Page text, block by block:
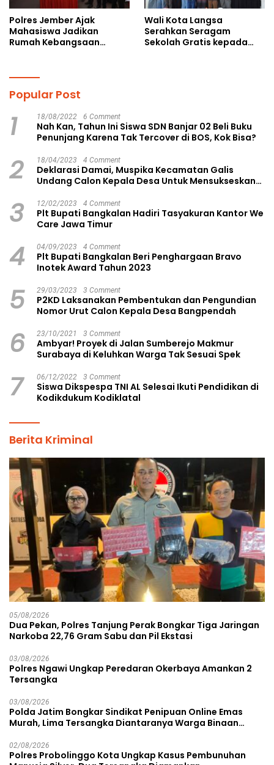
Polres Jember Ajak
Mahasiswa Jadikan
Rumah Kebangsaan
Wali Kota Langsa
Serahkan Seragam
Sekolah Gratis kepada
Popular Post
1 18/08/2022 6 Comment
Nah Kan, Tahun Ini Siswa SDN Banjar 02 Beli Buku
Penunjang Karena Tak Tercover di BOS, Kok Bisa?
2 18/04/2023 4 Comment
Deklarasi Damai, Muspika Kecamatan Galis
Undang Calon Kepala Desa Untuk Mensukseskan
3 12/02/2023 4 Comment
Plt Bupati Bangkalan Hadiri Tasyakuran Kantor We
Care Jawa Timur
4 04/09/2023 4 Comment
Plt Bupati Bangkalan Beri Penghargaan Bravo
Inotek Award Tahun 2023
5 29/03/2023 3 Comment
P2KD Laksanakan Pembentukan dan Pengundian
Nomor Urut Calon Kepala Desa Bangpendah
6 23/10/2021 3 Comment
Ambyar! Proyek di Jalan Sumberejo Makmur
Surabaya di Keluhkan Warga Tak Sesuai Spek
7 06/12/2022 3 Comment
Siswa Dikspespa TNI AL Selesai Ikuti Pendidikan di
Kodikdukum Kodiklatal
Berita Kriminal
05/08/2026
Dua Pekan, Polres Tanjung Perak Bongkar Tiga Jaringan
Narkoba 22,76 Gram Sabu dan Pil Ekstasi
03/08/2026
Polres Ngawi Ungkap Peredaran Okerbaya Amankan 2
Tersangka
03/08/2026
Polda Jatim Bongkar Sindikat Penipuan Online Emas
Murah, Lima Tersangka Diantaranya Warga Binaan
02/08/2026
Polres Probolinggo Kota Ungkap Kasus Pembunuhan